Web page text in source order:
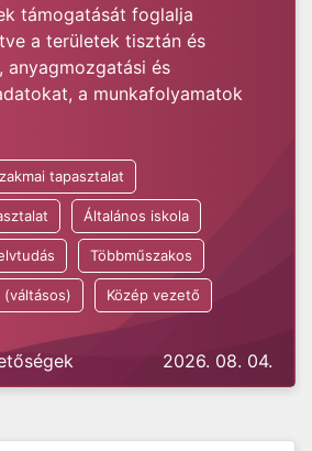
támogatását foglalja
a területek tisztán és
anyagmozgatási és
a munkafolyamatok
tapasztalat
Általános iskola
Többműszakos
Közép vezető
2026. 08. 04.